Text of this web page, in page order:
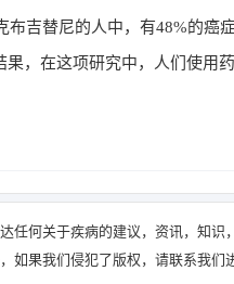
布吉替尼的人中，有48%的癌
果，在这项研究中，人们使用
任何关于疾病的建议，资讯，知
如果我们侵犯了版权，请联系我们